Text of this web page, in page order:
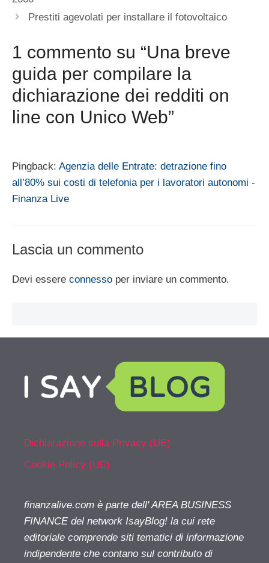
Prestiti agevolati per installare il fotovoltaico
1 commento su “Una breve
guida per compilare la
dichiarazione dei redditi on
line con Unico Web”
Pingback: Agenzia delle Entrate: detrazione fino
all’80% sui costi di telefonia per i lavoratori autonomi -
Finanza Live
Lascia un commento
Devi essere connesso per inviare un commento.
Dichiarazione sulla Privacy (UE)
Cookie Policy (UE)
finanzalive.com è parte dell' AREA BUSINESS
FINANCE del network IsayBlog! la cui rete
editoriale comprende siti tematici di informazione
indipendente che contano sul contributo di